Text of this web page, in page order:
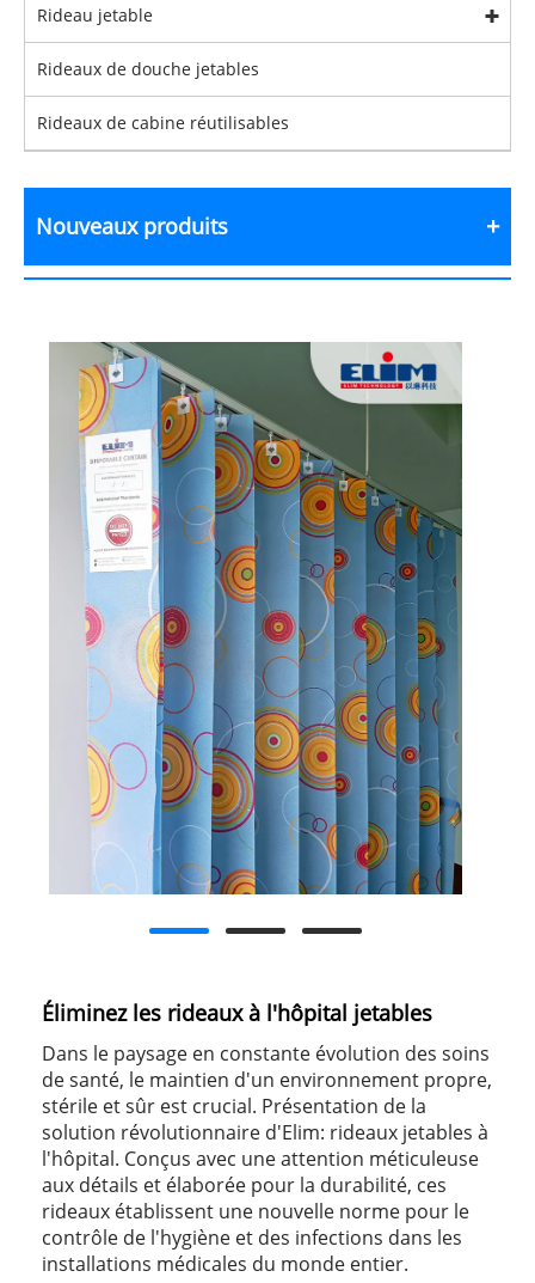
Rideau jetable
Rideaux de douche jetables
Rideaux de cabine réutilisables
Nouveaux produits
Éliminez les rideaux à l'hôpital jetables
Dans le paysage en constante évolution des soins
de santé, le maintien d'un environnement propre,
stérile et sûr est crucial. Présentation de la
solution révolutionnaire d'Elim: rideaux jetables à
l'hôpital. Conçus avec une attention méticuleuse
aux détails et élaborée pour la durabilité, ces
rideaux établissent une nouvelle norme pour le
contrôle de l'hygiène et des infections dans les
installations médicales du monde entier.